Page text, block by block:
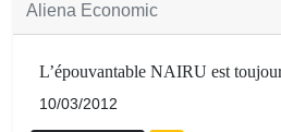
Aliena Economic
L’épouvantable NAIRU est
10/03/2012